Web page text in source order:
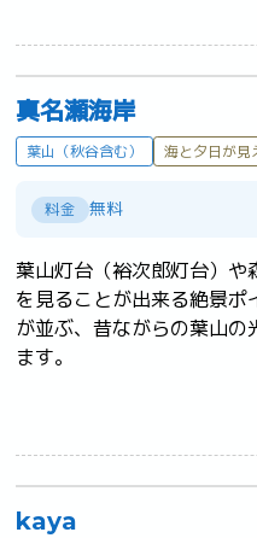
真名瀬海岸
葉山（秋谷含む） 海と夕日が見
料金 無料
葉山灯台（裕次郎灯台）や
を見ることが出来る絶景
が並ぶ、昔ながらの葉山
kaya